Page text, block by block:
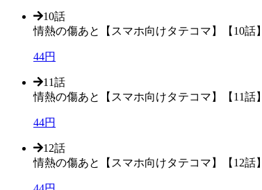
10話
情熱の傷あと【スマホ向けタテコマ】【10話】
44円
11話
情熱の傷あと【スマホ向けタテコマ】【11話】
44円
12話
情熱の傷あと【スマホ向けタテコマ】【12話】